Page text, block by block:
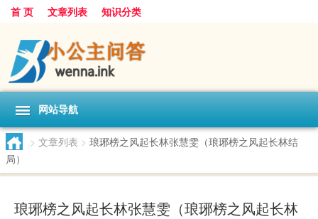
首 页 文章列表 知识分类
网站导航
> 文章列表 > 琅琊榜之风起长林张慧雯（琅琊榜之风起长林结
局）
琅琊榜之风起长林张慧雯（琅琊榜之风起长林